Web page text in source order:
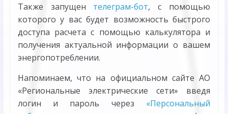
Также запущен телеграм-бот, с помощью
которого у вас будет возможность быстрого
доступа расчета с помощью калькулятора и
получения актуальной информации о вашем
энергопотреблении.
Напоминаем, что на официальном сайте АО
«Региональные электрические сети» введя
логин и пароль через «Персональный